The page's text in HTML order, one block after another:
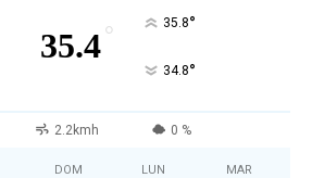
35.4° 35.8°
34.8°
2.2kmh 0 %
DOM LUN MAR